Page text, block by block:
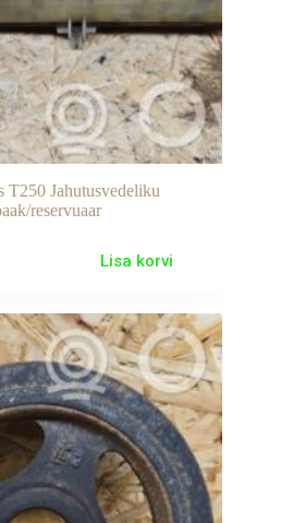
T250 Jahutusvedeliku
reservuaar
Lisa korvi